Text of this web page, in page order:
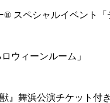
スペシャルイベント
ウィーンルーム」
』舞浜公演チケット付